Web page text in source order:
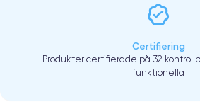
Certifiering
Produkter certifierade på 32
funktionella